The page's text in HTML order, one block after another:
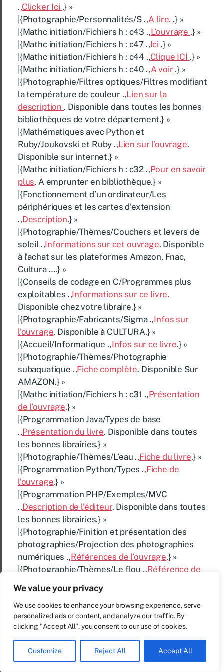
We value your privacy
We use cookies to enhance your browsing experience, serve
personalized ads or content, and analyze our traffic. By
clicking "Accept All", you consent to our use of cookies.
Customize Reject All Accept All
.,Clicker Ici .} »
|{Photographie/Personnalités/S .,A lire. .} »
|{Mathc initiation/Fichiers h : c43 .,L’ouvrage .} »
|{Mathc initiation/Fichiers h : c47 .,Ici .} »
|{Mathc initiation/Fichiers h : c44 .,Clique ICI .} »
|{Mathc initiation/Fichiers h : c40 .,A voir .} »
|{Photographie/Filtres optiques/Filtres modifiant
la température de couleur .,Lien sur la
description . Disponible dans toutes les bonnes
bibliothèques de votre département.} »
|{Mathématiques avec Python et
Ruby/Joukovski et Ruby .,Lien sur l’ouvrage.
Disponible sur internet.} »
|{Mathc initiation/Fichiers h : c32 .,Pour en savoir
plus. A emprunter en bibliothèque.} »
|{Fonctionnement d’un ordinateur/Les
périphériques et les cartes d’extension
.,Description.} »
|{Photographie/Thèmes/Couchers et levers de
soleil .,Informations sur cet ouvrage. Disponible
à l’achat sur les plateformes Amazon, Fnac,
Cultura ….} »
|{Conseils de codage en C/Programmes plus
exploitables .,Informations sur ce livre.
Disponible chez votre libraire.} »
|{Photographie/Fabricants/Sigma .,Infos sur
l’ouvrage. Disponible à CULTURA.} »
|{Accueil/Informatique .,Infos sur ce livre.} »
|{Photographie/Thèmes/Photographie
subaquatique .,Fiche complète. Disponible Sur
AMAZON.} »
|{Mathc initiation/Fichiers h : c31 .,Présentation
de l’ouvrage.} »
|{Programmation Java/Types de base
.,Présentation du livre. Disponible dans toutes
les bonnes librairies.} »
|{Photographie/Thèmes/L’eau .,Fiche du livre.} »
|{Programmation Python/Types .,Fiche de
l’ouvrage.} »
|{Programmation PHP/Exemples/MVC
.,Description de l’éditeur. Disponible dans toutes
les bonnes librairies.} »
|{Photographie/Finition et présentation des
photographies/Projection des photographies
numériques .,Références de l’ouvrage.} »
|{Photographie/Thèmes/Le flou .,Référence de
ce livre
|{Mathc initiation/Fichiers h : c42 .,
fiche de présentation.} »
|{Mathc initiation/Fichiers h : c39 .,Lien sur la
description complète. Ouvrage de référence.} »
la fiche de librairie
. Disponible à l’achat sur les